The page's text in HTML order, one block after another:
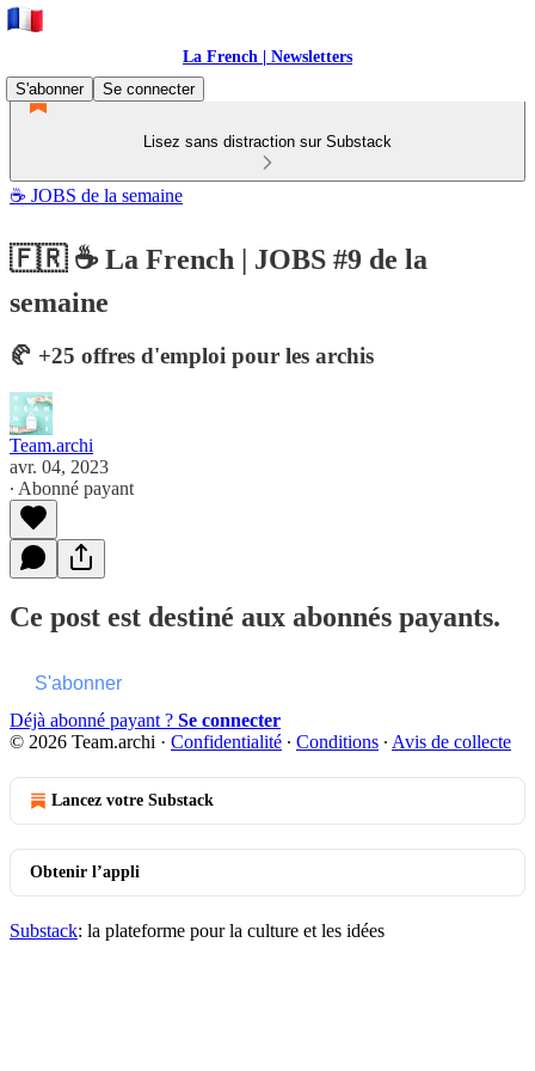
La French | Newsletters
S'abonner
Se connecter
Lisez sans distraction sur Substack
☕ JOBS de la semaine
🇫🇷 ☕ La French | JOBS #9 de la
semaine
🥐 +25 offres d'emploi pour les archis
Team.archi
avr. 04, 2023
∙ Abonné payant
Ce post est destiné aux abonnés payants.
S'abonner
Déjà abonné payant ? Se connecter
© 2026 Team.archi · Confidentialité ∙ Conditions ∙ Avis de collecte
Lancez votre Substack
Obtenir l’appli
Substack: la plateforme pour la culture et les idées